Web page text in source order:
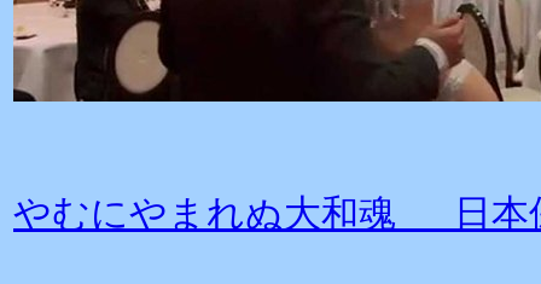
やむにやまれぬ大和魂 日本